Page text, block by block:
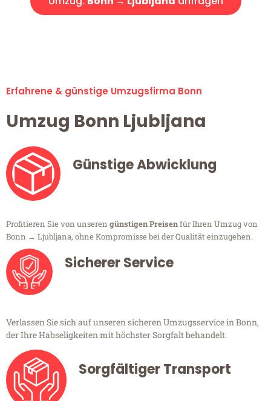
Erfahrene & günstige Umzugsfirma Bonn
Umzug Bonn Ljubljana
Günstige Abwicklung
Profitieren Sie von unseren günstigen Preisenfür Ihren Umzug von
Bonn → Ljubljana, ohne Kompromisse bei der Qualität einzugehen.
Sicherer Service
Verlassen Sie sich auf unseren sicheren Umzugsservice in Bonn,
der Ihre Habseligkeiten mit höchster Sorgfalt behandelt.
Sorgfältiger Transport